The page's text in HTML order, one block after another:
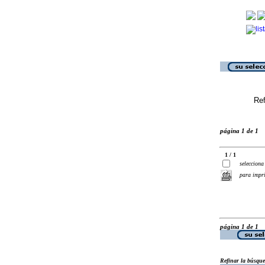
página 1 de 1
1 / 1
selecciona
para
página 1 de 1
Refinar la